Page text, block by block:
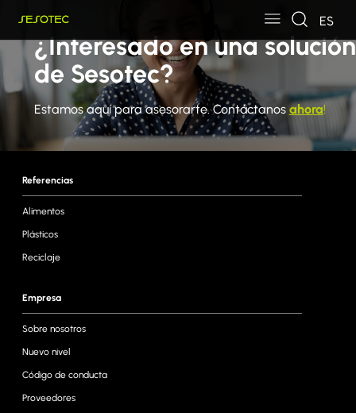
ES
¿Interesado en una solución
de Sesotec?
Estamos aquí para asesorarte. Contáctanos ahora!
Referencias
Alimentos
Plásticos
Reciclaje
Empresa
Sobre nosotros
Nuevo nivel
Código de conducta
Proveedores